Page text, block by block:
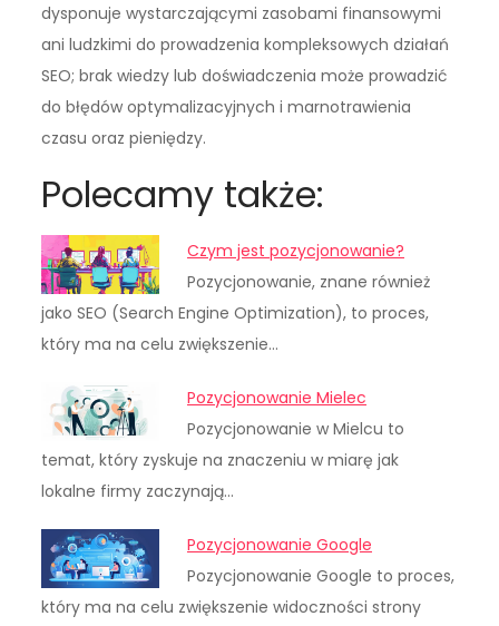
dysponuje wystarczającymi zasobami finansowymi
ani ludzkimi do prowadzenia kompleksowych działań
SEO; brak wiedzy lub doświadczenia może prowadzić
do błędów optymalizacyjnych i marnotrawienia
czasu oraz pieniędzy.
Polecamy także:
Czym jest pozycjonowanie?
Pozycjonowanie, znane również
jako SEO (Search Engine Optimization), to proces,
który ma na celu zwiększenie…
Pozycjonowanie Mielec
Pozycjonowanie w Mielcu to
temat, który zyskuje na znaczeniu w miarę jak
lokalne firmy zaczynają…
Pozycjonowanie Google
Pozycjonowanie Google to proces,
który ma na celu zwiększenie widoczności strony